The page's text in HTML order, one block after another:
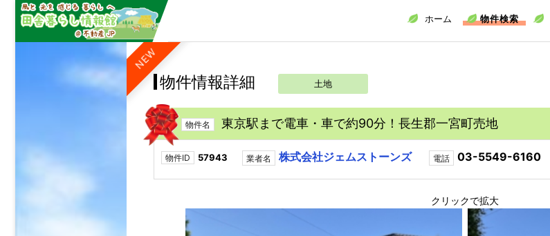
ホーム 物件検索
NEW
物件情報詳細 土地
物件名 東京駅まで電車・車で約90分！長生郡一宮町売地
物件ID 57943 業者名 株式会社ジェムストーンズ 電話 03-5549-6160
クリックで拡大